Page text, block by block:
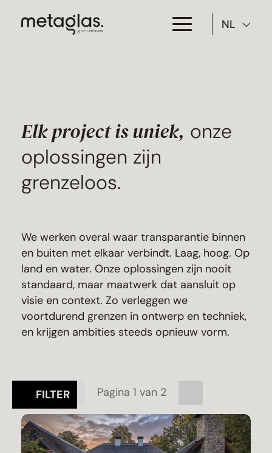
Projecten
Over Metaglas
Downloads
NL
Elk project is uniek, onze
oplossingen zijn
grenzeloos.
We werken overal waar transparantie binnen
en buiten met elkaar verbindt. Laag, hoog. Op
land en water. Onze oplossingen zijn nooit
standaard, maar maatwerk dat aansluit op
visie en context. Zo verleggen we
voortdurend grenzen in ontwerp en techniek,
en krijgen ambities steeds opnieuw vorm.
FILTER Pagina 1 van 2